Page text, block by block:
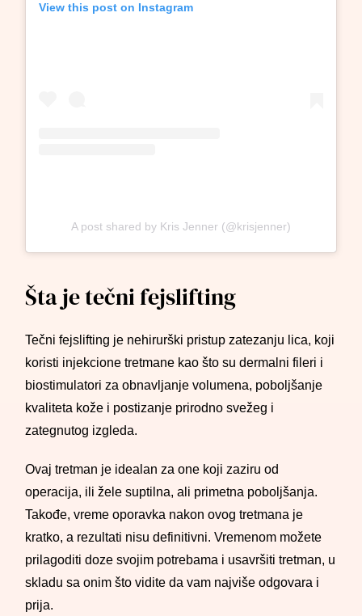
View this post on Instagram
A post shared by Kris Jenner (@krisjenner)
Šta je tečni fejslifting
Tečni fejslifting je nehirurški pristup zatezanju lica, koji
koristi injekcione tretmane kao što su dermalni fileri i
biostimulatori za obnavljanje volumena, poboljšanje
kvaliteta kože i postizanje prirodno svežeg i
zategnutog izgleda.
Ovaj tretman je idealan za one koji zaziru od
operacija, ili žele suptilna, ali primetna poboljšanja.
Takođe, vreme oporavka nakon ovog tretmana je
kratko, a rezultati nisu definitivni. Vremenom možete
prilagoditi doze svojim potrebama i usavršiti tretman, u
skladu sa onim što vidite da vam najviše odgovara i
prija.